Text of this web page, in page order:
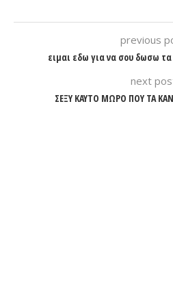
previous
ειμαι εδω για να σου δωσω τα
next
ΣΕΞΥ ΚΑΥΤΟ ΜΩΡΟ ΠΟΥ ΤΑ